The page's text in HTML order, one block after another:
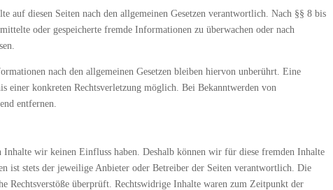
auf diesen Seiten nach den allgemeinen Gesetzen verantwortlich. Nach §§ 8 bis
oder gespeicherte fremde Informationen zu überwachen oder nach
nach den allgemeinen Gesetzen bleiben hiervon unberührt. Eine
einer konkreten Rechtsverletzung möglich. Bei Bekanntwerden von
entfernen.
wir keinen Einfluss haben. Deshalb können wir für diese fremden Inhalte
ist stets der jeweilige Anbieter oder Betreiber der Seiten verantwortlich. Die
überprüft. Rechtswidrige Inhalte waren zum Zeitpunkt der